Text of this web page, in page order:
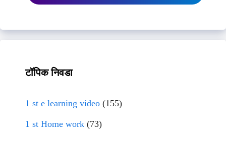
टॉपिक निवडा
1 st e learning video (155)
1 st Home work (73)